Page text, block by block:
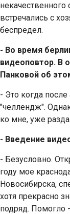
встречались с
беспредел.
- Во время
видеоповтор. В
Панковой об
- Это когда
"челлендж".
ко мне, уже
- Введение
- Безусловно.
году мое
Новосибирска,
хотя прекрасно
подряд. Помогло